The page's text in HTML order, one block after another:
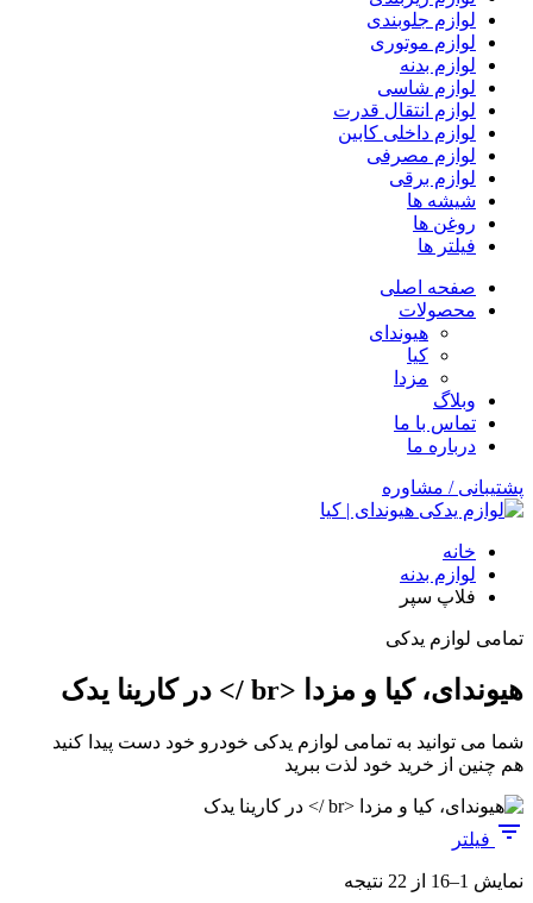
لوازم جلوبندی
لوازم موتوری
لوازم بدنه
لوازم شاسی
لوازم انتقال قدرت
لوازم داخلی کابین
لوازم مصرفی
لوازم برقی
شیشه ها
روغن ها
فیلتر ها
صفحه اصلی
محصولات
هیوندای
کیا
مزدا
وبلاگ
تماس با ما
درباره ما
پشتیبانی / مشاوره
خانه
لوازم بدنه
فلاپ سپر
تمامی لوازم یدکی
هیوندای، کیا و مزدا <br /> در کارینا یدک
شما می توانید به تمامی لوازم یدکی خودرو خود دست پیدا کنید
هم چنین از خرید خود لذت ببرید
فیلتر
نمایش 1–16 از 22 نتیجه